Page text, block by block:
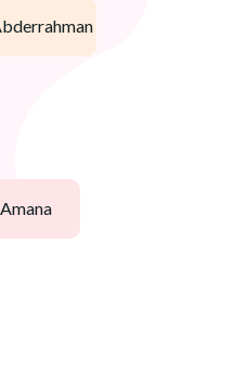
abderrahman
amana